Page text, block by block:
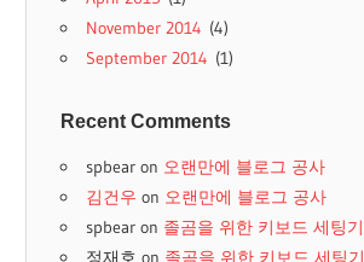
November 2014 (4)
September 2014 (1)
Recent Comments
spbearon 오랜만에 블로그 공사
김건우 on 오랜만에 블로그 공사
spbearon 졸곰을 위한 키보드 세팅기
정재호 on 졸곰을 위한 키보드 세팅기